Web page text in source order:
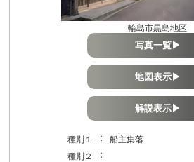
輪島市黒島地区
写真一覧▶
地図表示▶
解説表示▶
種別１ ：
船主集落
種別２
：